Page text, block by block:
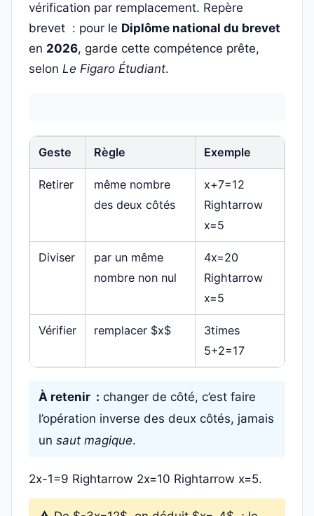
vérification par remplacement. Repère
brevet : pour le Diplôme national du brevet
en 2026, garde cette compétence prête,
selon Le Figaro Étudiant.
Geste Règle Exemple
Retirer
même nombre
des deux côtés
x+7=12
Rightarrow
x=5
Diviser
par un même
nombre non nul
4x=20
Rightarrow
x=5
Vérifier remplacer $x$
3times
5+2=17
À retenir : changer de côté, c’est faire
l’opération inverse des deux côtés, jamais
un saut magique.
2x-1=9 Rightarrow 2x=10 Rightarrow x=5.